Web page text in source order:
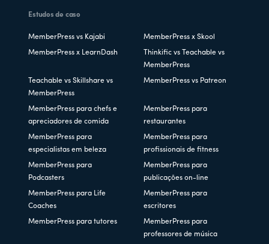
Estudos de caso
MemberPress vs Kajabi MemberPress x Skool
MemberPress x LearnDash
Thinkific vs Teachable vs
MemberPress
Teachable vs Skillshare vs
MemberPress
MemberPress vs Patreon
MemberPress para chefs e
apreciadores de comida
MemberPress para
restaurantes
MemberPress para
especialistas em beleza
MemberPress para
profissionais de fitness
MemberPress para
Podcasters
MemberPress para
publicações on-line
MemberPress para Life
Coaches
MemberPress para
escritores
MemberPress para tutores
MemberPress para
professores de música